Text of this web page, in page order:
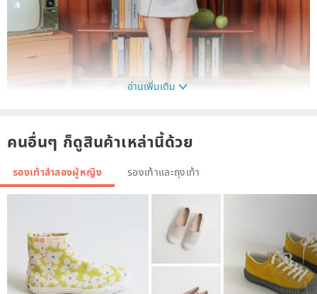
อ่านเพิ่มเติม
คนอื่นๆ ก็ดูสินค้าเหล่านี้ด้วย
รองเท้าลำลองผู้หญิง รองเท้าและถุงเท้า